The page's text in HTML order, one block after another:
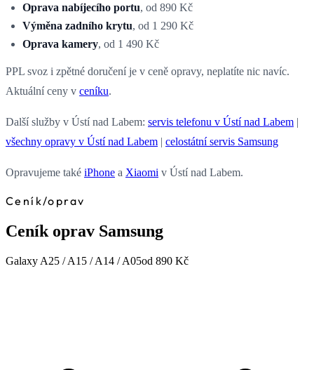
Oprava nabíjecího portu, od 890 Kč
Výměna zadního krytu, od 1 290 Kč
Oprava kamery, od 1 490 Kč
PPL svoz i zpětné doručení je v ceně opravy, neplatíte nic navíc.
Aktuální ceny v ceníku.
Další služby v Ústí nad Labem: servis telefonu v Ústí nad Labem |
všechny opravy v Ústí nad Labem | celostátní servis Samsung
Opravujeme také iPhone a Xiaomi v Ústí nad Labem.
Ceník/oprav
Ceník oprav Samsung
Galaxy A25 / A15 / A14 / A05od 890 Kč